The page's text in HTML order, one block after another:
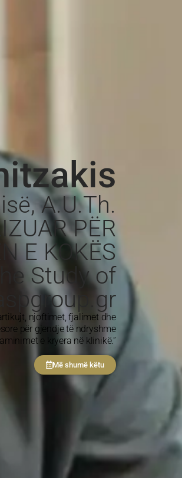
A.U.Th.
PËR
E KOKËS
Study of
njoftimet, fjalimet dhe
për gjendje të ndryshme
e kryera në klinikë.”
Më shumë këtu